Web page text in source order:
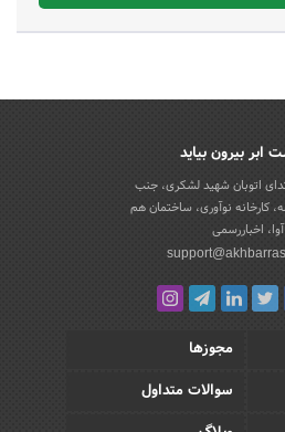
ابر بیرون بیاید
اتوبان شهید لشکری، جنب
کارخانه نوآوری، ساختمان هم
آوا، اخباررسمی
مجوزها
سوالات متداول